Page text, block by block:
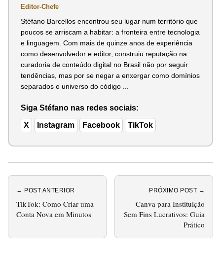
Editor-Chefe
Stéfano Barcellos encontrou seu lugar num território que
poucos se arriscam a habitar: a fronteira entre tecnologia
e linguagem. Com mais de quinze anos de experiência
como desenvolvedor e editor, construiu reputação na
curadoria de conteúdo digital no Brasil não por seguir
tendências, mas por se negar a enxergar como domínios
separados o universo do código ...
Siga Stéfano nas redes sociais:
X Instagram Facebook TikTok
← POST ANTERIOR
TikTok: Como Criar uma
Conta Nova em Minutos
PRÓXIMO POST →
Canva para Instituição
Sem Fins Lucrativos: Guia
Prático